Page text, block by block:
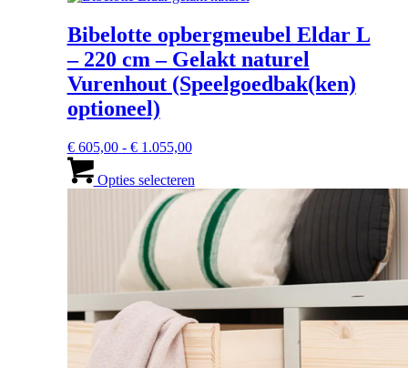
Bibelotte opbergmeubel Eldar L
– 220 cm – Gelakt naturel
Vurenhout (Speelgoedbak(ken)
optioneel)
€605,00 - €1.055,00Prijsklasse:
tot
€ 1.055,00
Opties selecterenproduct
heeft
meerdere
variaties.
Deze
optie
kan
gekozen
worden
op
de
productpagina